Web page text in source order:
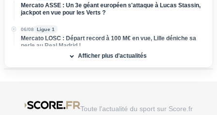
Mercato ASSE : Un 3e géant européen s'attaque à Lucas Stassin,
jackpot en vue pour les Verts ?
06/08 Ligue 1
Mercato LOSC : Départ record à 100 M€ en vue, Lille déniche sa
perle au Real Madrid !
Mercato Strasbourg : Douche froide pour une piste d'expérience
devancée par un club anglais !
Afficher plus d’actualités
Toute l'actualité du sport sur Score.fr